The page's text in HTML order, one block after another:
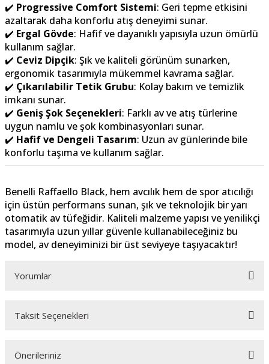
✔️ Progressive Comfort Sistemi: Geri tepme etkisini
azaltarak daha konforlu atış deneyimi sunar.
✔️ Ergal Gövde: Hafif ve dayanıklı yapısıyla uzun ömürlü
kullanım sağlar.
✔️ Ceviz Dipçik: Şık ve kaliteli görünüm sunarken,
ergonomik tasarımıyla mükemmel kavrama sağlar.
✔️ Çıkarılabilir Tetik Grubu: Kolay bakım ve temizlik
imkanı sunar.
✔️ Geniş Şok Seçenekleri: Farklı av ve atış türlerine
uygun namlu ve şok kombinasyonları sunar.
✔️ Hafif ve Dengeli Tasarım: Uzun av günlerinde bile
konforlu taşıma ve kullanım sağlar.
Benelli Raffaello Black, hem avcılık hem de spor atıcılığı
için üstün performans sunan, şık ve teknolojik bir yarı
otomatik av tüfeğidir. Kaliteli malzeme yapısı ve yenilikçi
tasarımıyla uzun yıllar güvenle kullanabileceğiniz bu
model, av deneyiminizi bir üst seviyeye taşıyacaktır!
Yorumlar
Taksit Seçenekleri
Önerileriniz